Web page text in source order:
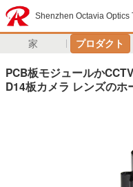
Shenzhen Octavia Optics
家 プロダクト
PCB板モジュールか
D14板カメラ レンズのホ